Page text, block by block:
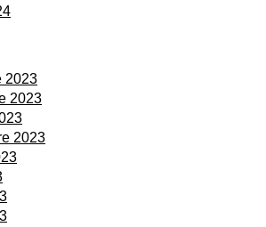
2023
2023
2023